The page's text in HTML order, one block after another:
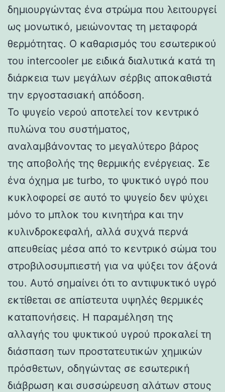
δημιουργώντας ένα στρώμα που λειτουργεί
ως μονωτικό, μειώνοντας τη μεταφορά
θερμότητας. Ο καθαρισμός του εσωτερικού
του intercooler με ειδικά διαλυτικά κατά τη
διάρκεια των μεγάλων σέρβις αποκαθιστά
την εργοστασιακή απόδοση.
Το ψυγείο νερού αποτελεί τον κεντρικό
πυλώνα του συστήματος,
αναλαμβάνοντας το μεγαλύτερο βάρος
της αποβολής της θερμικής ενέργειας. Σε
ένα όχημα με turbo, το ψυκτικό υγρό που
κυκλοφορεί σε αυτό το ψυγείο δεν ψύχει
μόνο το μπλοκ του κινητήρα και την
κυλινδροκεφαλή, αλλά συχνά περνά
απευθείας μέσα από το κεντρικό σώμα του
στροβιλοσυμπιεστή για να ψύξει τον άξονά
του. Αυτό σημαίνει ότι το αντιψυκτικό υγρό
εκτίθεται σε απίστευτα υψηλές θερμικές
καταπονήσεις. Η παραμέληση της
αλλαγής του ψυκτικού υγρού προκαλεί τη
διάσπαση των προστατευτικών χημικών
πρόσθετων, οδηγώντας σε εσωτερική
διάβρωση και συσσώρευση αλάτων στους